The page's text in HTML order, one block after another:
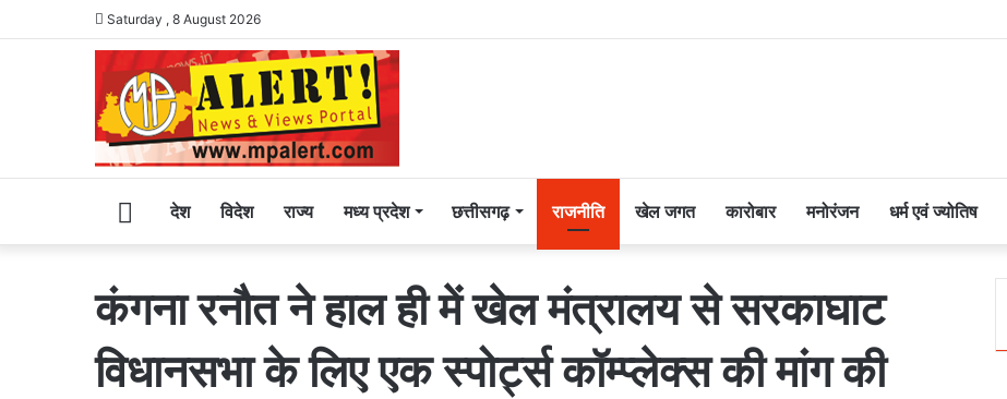
Saturday , 8 August 2026
Homeदेश विदेश राज्य मध्य प्रदेश छत्तीसगढ़ राजनीति खेल जगत कारोबार मनोरंजन धर्म एवं ज्योतिष
कंगना रनौत ने हाल ही में खेल मंत्रालय से सरकाघाट
विधानसभा के लिए एक स्पोर्ट्स कॉम्प्लेक्स की मांग की